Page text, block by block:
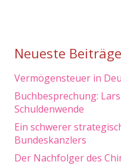
Neueste Beiträge
Vermögensteuer in
Buchbesprechung:
Schuldenwende
Ein schwerer
Bundeskanzlers
Der Nachfolger des